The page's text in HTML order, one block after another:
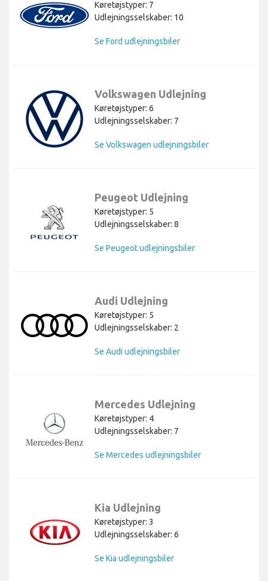
Køretøjstyper: 7
Udlejningsselskaber: 10
Se Ford udlejningsbiler
Volkswagen Udlejning
Køretøjstyper: 6
Udlejningsselskaber: 7
Se Volkswagen udlejningsbiler
Peugeot Udlejning
Køretøjstyper: 5
Udlejningsselskaber: 8
Se Peugeot udlejningsbiler
Audi Udlejning
Køretøjstyper: 5
Udlejningsselskaber: 2
Se Audi udlejningsbiler
Mercedes Udlejning
Køretøjstyper: 4
Udlejningsselskaber: 7
Se Mercedes udlejningsbiler
Kia Udlejning
Køretøjstyper: 3
Udlejningsselskaber: 6
Se Kia udlejningsbiler